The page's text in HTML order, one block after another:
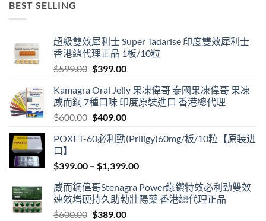
BEST SELLING
超級雙效犀利士 Super Tadarise 印度雙效犀利士
香港總代理正品 1板/10粒
$599.00 Original
was:
$599.00.
$399.00Current
is:
$399.00.
Kamagra Oral Jelly 果凍偉哥 泰國果凍偉哥 果凍
威而鋼 7種口味 印度原裝進口 香港總代理
$600.00 Original
was:
$409.00Current
is:
POXET-60必利勁(Priligy)60mg/板/10粒【原装进
口】
$399.00 – $1,399.00Price
$399.00
through
威而鋼偉哥Stenagra Power綠鑽特效必利劲雙效
速效增硬持久助勃壯陽藥 香港總代理正品
$600.00 Original
$389.00Current